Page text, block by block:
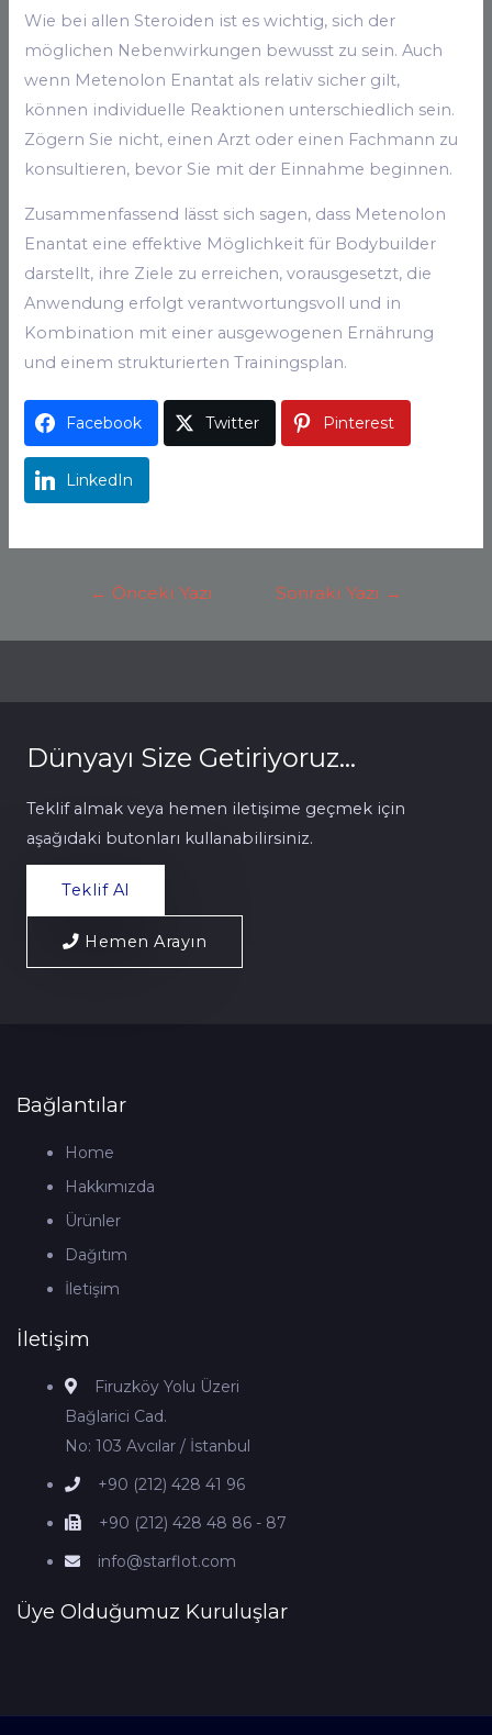
Wie bei allen Steroiden ist es wichtig, sich der
möglichen Nebenwirkungen bewusst zu sein. Auch
wenn Metenolon Enantat als relativ sicher gilt,
können individuelle Reaktionen unterschiedlich sein.
Zögern Sie nicht, einen Arzt oder einen Fachmann zu
konsultieren, bevor Sie mit der Einnahme beginnen.
Zusammenfassend lässt sich sagen, dass Metenolon
Enantat eine effektive Möglichkeit für Bodybuilder
darstellt, ihre Ziele zu erreichen, vorausgesetzt, die
Anwendung erfolgt verantwortungsvoll und in
Kombination mit einer ausgewogenen Ernährung
und einem strukturierten Trainingsplan.
Facebook Twitter Pinterest
LinkedIn
Yazı← Önceki Yazı Sonraki Yazı →
Dünyayı Size Getiriyoruz...
Teklif almak veya hemen iletişime geçmek için
aşağıdaki butonları kullanabilirsiniz.
Teklif Al
Hemen Arayın
Bağlantılar
Home
Hakkımızda
Ürünler
Dağıtım
İletişim
İletişim
Firuzköy Yolu Üzeri
Bağlarici Cad.
No: 103 Avcılar / İstanbul
+90 (212) 428 41 96
+90 (212) 428 48 86 - 87
info@starflot.com
Üye Olduğumuz Kuruluşlar